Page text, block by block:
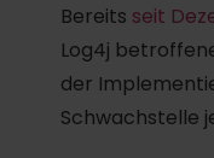
Bereits seit
Log4j
der
Schwachstelle